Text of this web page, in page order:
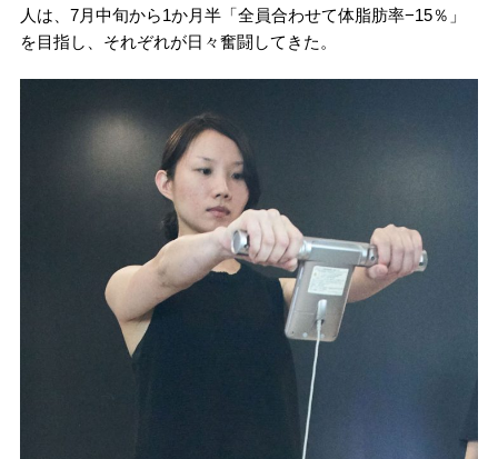
人は、7月中旬から1か月半「全員合わせて体脂肪率−15％」
を目指し、それぞれが日々奮闘してきた。